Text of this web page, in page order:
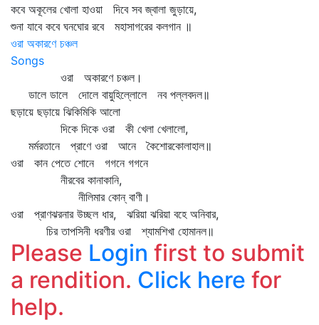
কবে অকূলের খোলা হাওয়া দিবে সব জ্বালা জুড়ায়ে,
শুনা যাবে কবে ঘনঘোর রবে মহাসাগরের কলগান ॥
ওরা অকারণে চঞ্চল
Songs
ওরা অকারণে চঞ্চল।
ডালে ডালে দোলে বায়ুহিল্লোলে নব পল্লবদল॥
ছড়ায়ে ছড়ায়ে ঝিকিমিকি আলো
দিকে দিকে ওরা কী খেলা খেলালো,
মর্মরতানে প্রাণে ওরা আনে কৈশোরকোলাহাল॥
ওরা কান পেতে শোনে গগনে গগনে
নীরবের কানাকানি,
নীলিমার কোন্‌ বাণী।
ওরা প্রাণঝরনার উচ্ছল ধার, ঝরিয়া ঝরিয়া বহে অনিবার,
চির তাপসিনী ধরণীর ওরা শ্যামশিখা হোমানল॥
Please Login first to submit
a rendition. Click here for
help.